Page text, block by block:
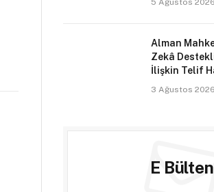
5 Ağustos 2026
Alman
Zekâ
İlişkin Telif
3 Ağustos 2026
E Bülten